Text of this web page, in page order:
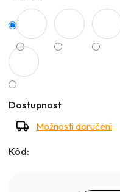
Dostupnost
Možnosti doručení
Kód: